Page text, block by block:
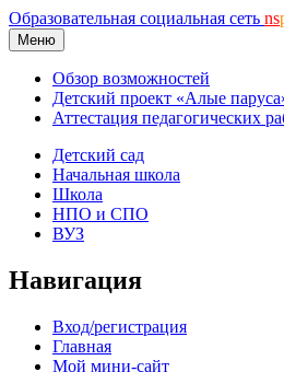
Образовательная социальная сеть ns
Меню
Обзор возможностей
Детский проект «Алые
Аттестация педагогических
Детский сад
Начальная школа
Школа
НПО и СПО
ВУЗ
Навигация
Вход/регистрация
Главная
Мой мини-сайт